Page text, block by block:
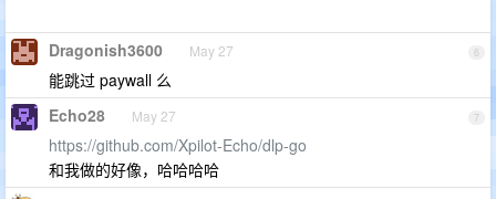
6
Dragonish3600 May 27
能跳过 paywall 么
7
Echo28 May 27
https://github.com/Xpilot-Echo/dlp-go
和我做的好像，哈哈哈哈